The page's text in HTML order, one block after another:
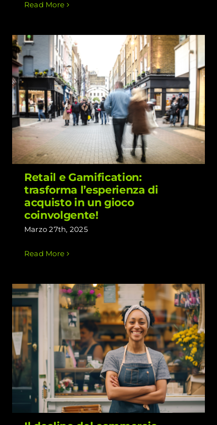
Read More
Retail e Gamification: trasforma
l’esperienza di acquisto in un gioco
coinvolgente!
Retail e Gamification:
trasforma l’esperienza di
acquisto in un gioco
coinvolgente!
Marzo 27th, 2025
Read More
Il declino del commercio online e la
rinascita dei Negozi di Quartiere